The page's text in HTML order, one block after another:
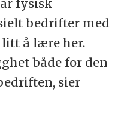
fysisk
bedrifter med
å lære her.
både for den
sier